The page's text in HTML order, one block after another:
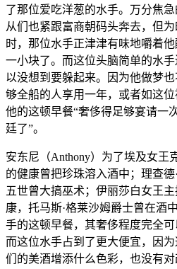
了那位爱吃洋葱的水手。万分焦
从们也紧跟富商朝码头奔去，但
时，那位水手正津津有味地嚼着
一小块了。而这位头脑简单的水
以没想到要躲起来。因为他做梦
够全船的人享用一年，或者如这位
他的这顿早餐“奢侈得足够宴请一
廷了”。
安东尼（Anthony）为了埃及女王
的健康曾把珍珠溶入酒中；理查德
五世曾大搞巫术；伊丽莎白女王
康，托马斯·格莱沙姆爵士曾在
手的这顿早餐，其奢侈程度完全可
而这位水手占到了更大便宜，因
们的美酒增添什么色彩，也没有